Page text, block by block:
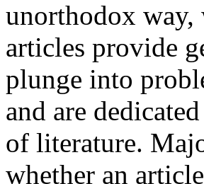
unorthodox
articles provide
plunge into
and are
of literature.
whether an